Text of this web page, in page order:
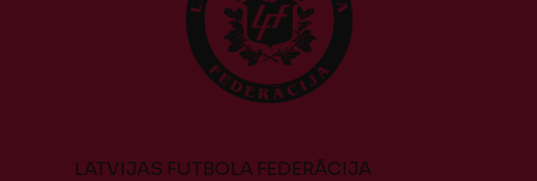
LATVIJAS FUTBOLA FEDERĀCIJA